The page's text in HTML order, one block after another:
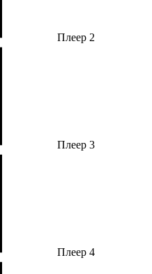
Плеер 2
Плеер 3
Плеер 4